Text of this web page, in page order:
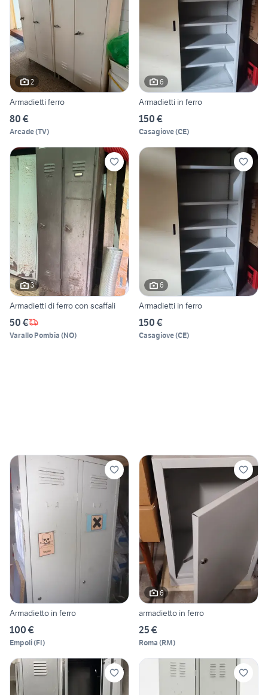
2
Armadietti ferro
80 €
Arcade(TV)
6
Armadietti in ferro
150 €
Casagiove(CE)
3
Armadietti di ferro con scaffali
50 €
Varallo Pombia (NO)
6
Armadietti in ferro
150 €
Casagiove(CE)
Armadietto in ferro
100 €
Empoli(FI)
6
armadietto in ferro
25 €
Roma (RM)